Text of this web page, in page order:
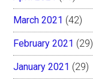
March 2021 (42)
February 2021 (29)
January 2021 (29)